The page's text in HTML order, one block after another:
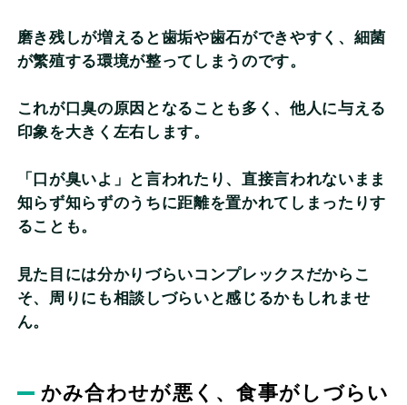
磨き残しが増えると歯垢や歯石ができやすく、細菌
が繁殖する環境が整ってしまうのです。
これが口臭の原因となることも多く、他人に与える
印象を大きく左右します。
「口が臭いよ」と言われたり、直接言われないまま
知らず知らずのうちに距離を置かれてしまったりす
ることも。
見た目には分かりづらいコンプレックスだからこ
そ、周りにも相談しづらいと感じるかもしれませ
ん。
かみ合わせが悪く、食事がしづらい